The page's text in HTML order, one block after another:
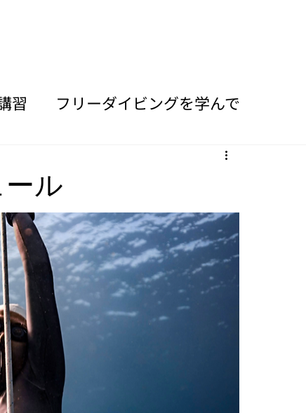
習 フリーダイビングを学んで
ル